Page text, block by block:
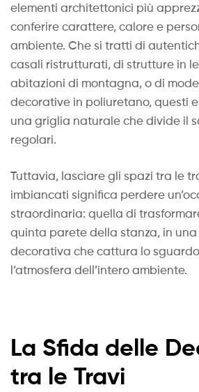
elementi architettonici più
conferire carattere, calore e
ambiente. Che si tratti di
casali ristrutturati, di strutture in
abitazioni di montagna, o di
decorative in poliuretano, questi
una griglia naturale che divide il
regolari.
Tuttavia, lasciare gli spazi tra le
imbiancati significa perdere
straordinaria: quella di
quinta parete della stanza, in
decorativa che cattura lo
l’atmosfera dell’intero ambiente.
La Sfida delle
tra le Travi